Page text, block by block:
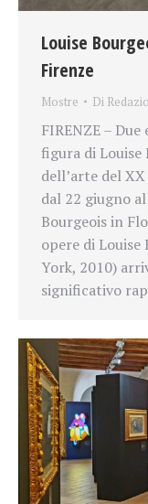
Louise
Firenze
Mostre Di
FIRENZE –
figura di Louise
dell’arte del
dal 22 giugno
Bourgeois in
opere di Louise
York, 2010)
significativo